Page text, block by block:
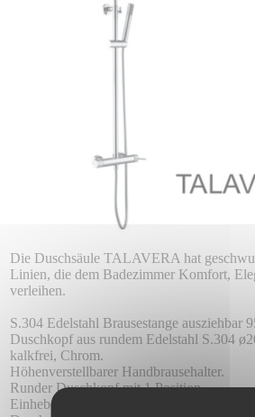
Die Duschsäule TALAVERA hat
Linien, die dem Badezimmer Komfort,
verleihen.
S.304 Edelstahl Brausestange ausziehbar
Duschkopf aus rundem Edelstahl S.304
kalkfrei, Chrom.
Höhenverstellbarer Handbrausehalter.
Runder Duschkopf mit 1 Position.
Einhebelmischer aus verchromtem Messing.